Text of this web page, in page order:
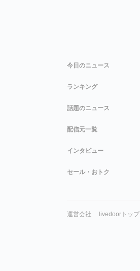
今日のニュース
ランキング
話題のニュース
配信元一覧
インタビュー
セール・おトク
運営会社 livedoorトップ